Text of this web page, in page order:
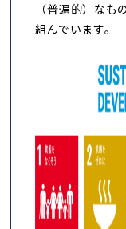
（普遍的）な
組んでいます。